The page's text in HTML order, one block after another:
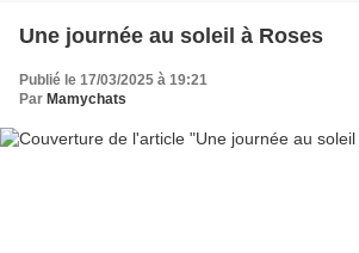
Une journée au soleil à Roses
Publié le 17/03/2025 à 19:21
Par Mamychats